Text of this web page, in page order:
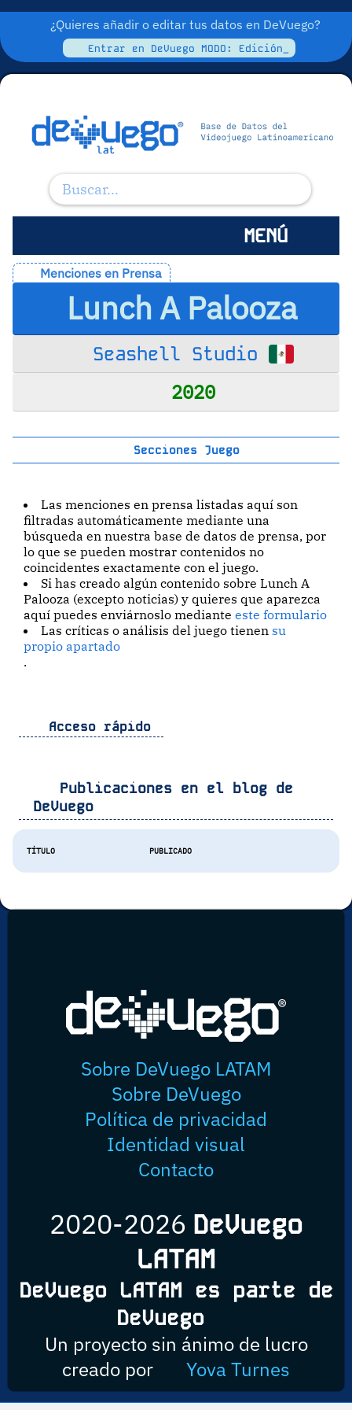
¿Quieres añadir o editar tus datos en DeVuego?
Entrar en DeVuego MODO: Edición_
MENÚ
Menciones en Prensa
Lunch A Palooza
Seashell Studio
2020
Secciones Juego
Las menciones en prensa listadas aquí son
filtradas automáticamente mediante una
búsqueda en nuestra base de datos de prensa, por
lo que se pueden mostrar contenidos no
coincidentes exactamente con el juego.
Si has creado algún contenido sobre Lunch A
Palooza (excepto noticias) y quieres que aparezca
aquí puedes enviárnoslo medianteeste formulario
Las críticas o análisis del juego tienen su
propio apartado
.
Acceso rápido
Publicaciones en el blog de
DeVuego
TÍTULO PUBLICADO
Sobre DeVuego LATAM
Sobre DeVuego
Política de privacidad
Identidad visual
Contacto
2020-2026 DeVuego
LATAM
DeVuego LATAM es parte de
DeVuego
Un proyecto sin ánimo de lucro
creado por
Yova Turnes